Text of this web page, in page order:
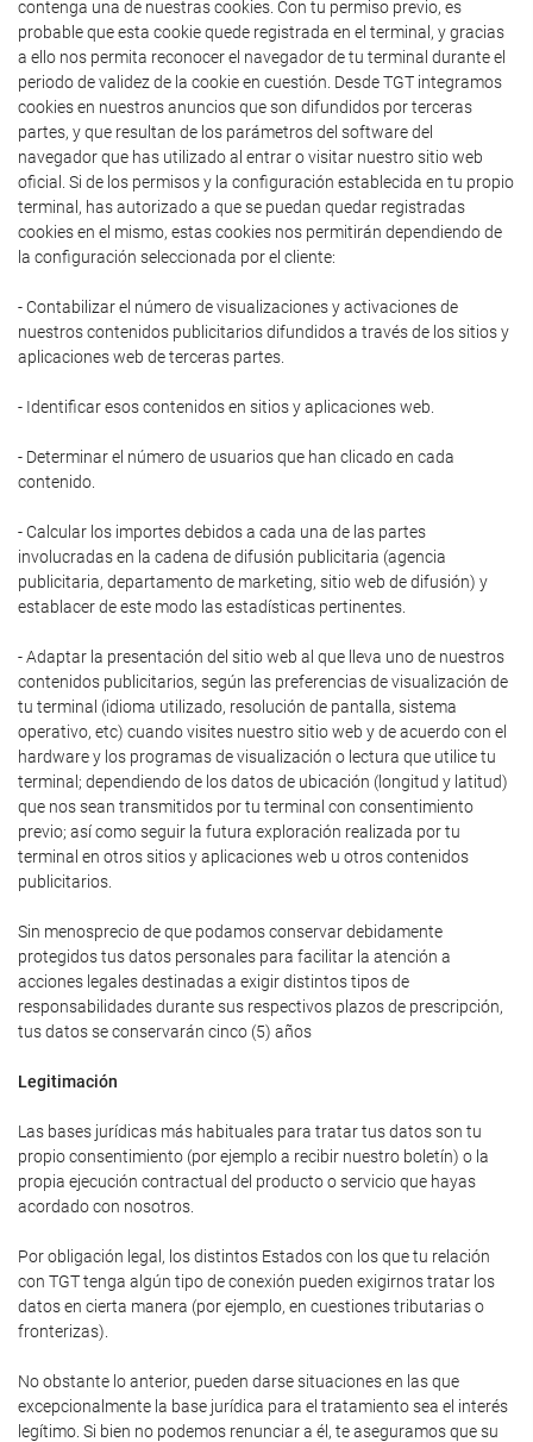
contenga una de nuestras cookies. Con tu permiso previo, es
probable que esta cookie quede registrada en el terminal, y gracias
a ello nos permita reconocer el navegador de tu terminal durante el
periodo de validez de la cookie en cuestión. Desde TGT integramos
cookies en nuestros anuncios que son difundidos por terceras
partes, y que resultan de los parámetros del software del
navegador que has utilizado al entrar o visitar nuestro sitio web
oficial. Si de los permisos y la configuración establecida en tu propio
terminal, has autorizado a que se puedan quedar registradas
cookies en el mismo, estas cookies nos permitirán dependiendo de
la configuración seleccionada por el cliente:
- Contabilizar el número de visualizaciones y activaciones de
nuestros contenidos publicitarios difundidos a través de los sitios y
aplicaciones web de terceras partes.
- Identificar esos contenidos en sitios y aplicaciones web.
- Determinar el número de usuarios que han clicado en cada
contenido.
- Calcular los importes debidos a cada una de las partes
involucradas en la cadena de difusión publicitaria (agencia
publicitaria, departamento de marketing, sitio web de difusión) y
establacer de este modo las estadísticas pertinentes.
- Adaptar la presentación del sitio web al que lleva uno de nuestros
contenidos publicitarios, según las preferencias de visualización de
tu terminal (idioma utilizado, resolución de pantalla, sistema
operativo, etc) cuando visites nuestro sitio web y de acuerdo con el
hardware y los programas de visualización o lectura que utilice tu
terminal; dependiendo de los datos de ubicación (longitud y latitud)
que nos sean transmitidos por tu terminal con consentimiento
previo; así como seguir la futura exploración realizada por tu
terminal en otros sitios y aplicaciones web u otros contenidos
publicitarios.
Sin menosprecio de que podamos conservar debidamente
protegidos tus datos personales para facilitar la atención a
acciones legales destinadas a exigir distintos tipos de
responsabilidades durante sus respectivos plazos de prescripción,
tus datos se conservarán cinco (5) años
Legitimación
Las bases jurídicas más habituales para tratar tus datos son tu
propio consentimiento (por ejemplo a recibir nuestro boletín) o la
propia ejecución contractual del producto o servicio que hayas
acordado con nosotros.
Por obligación legal, los distintos Estados con los que tu relación
con TGT tenga algún tipo de conexión pueden exigirnos tratar los
datos en cierta manera (por ejemplo, en cuestiones tributarias o
fronterizas).
No obstante lo anterior, pueden darse situaciones en las que
excepcionalmente la base jurídica para el tratamiento sea el interés
legítimo. Si bien no podemos renunciar a él, te aseguramos que su